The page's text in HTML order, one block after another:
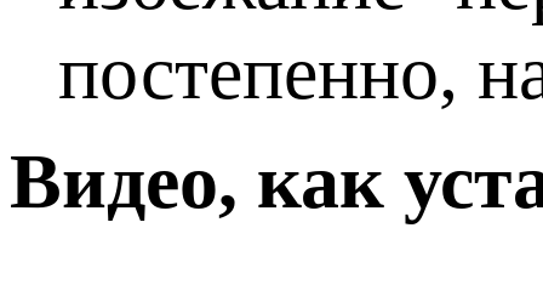
постепенно,
Видео, как